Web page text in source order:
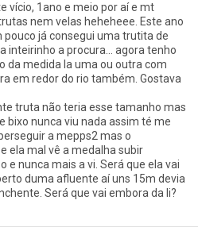
vício, 1ano e meio por aí e mt
nem velas heheheee. Este ano
já consegui uma trutita de
inteirinho a procura… agora tenho
da medida la uma ou outra com
em redor do rio também. Gostava
truta não teria esse tamanho mas
bixo nunca viu nada assim té me
a mepps2 mas o
ela mal vê a medalha subir
e nunca mais a vi. Será que ela vai
duma afluente aí uns 15m devia
Será que vai embora da li?